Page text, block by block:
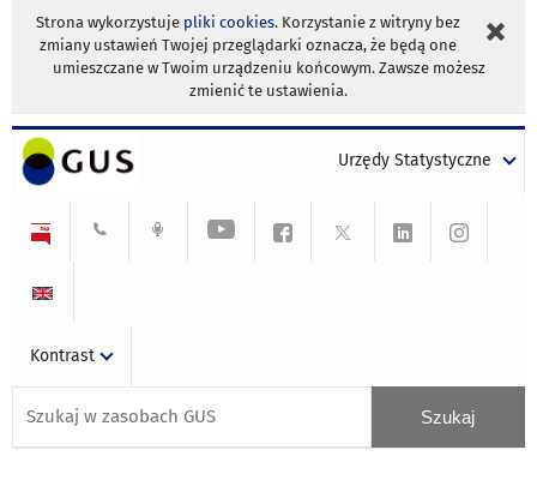
Strona wykorzystuje pliki cookies. Korzystanie z witryny bez
zmiany ustawień Twojej przeglądarki oznacza, że będą one
umieszczane w Twoim urządzeniu końcowym. Zawsze możesz
zmienić te ustawienia.
Urzędy Statystyczne
Kontrast